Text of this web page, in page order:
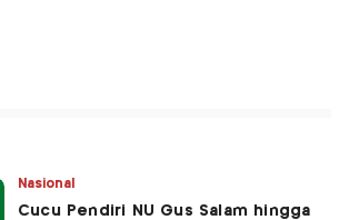
Nasional
Cucu Pendiri NU Gus Salam hingga